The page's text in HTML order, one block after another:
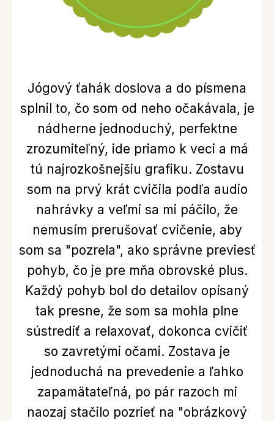
Jógový ťahák doslova a do písmena
splnil to, čo som od neho očakávala, je
nádherne jednoduchý, perfektne
zrozumiteľný, ide priamo k veci a má
tú najrozkošnejšiu grafiku. Zostavu
som na prvý krát cvičila podľa audio
nahrávky a veľmi sa mi páčilo, že
nemusím prerušovať cvičenie, aby
som sa "pozrela", ako správne previesť
pohyb, čo je pre mňa obrovské plus.
Každý pohyb bol do detailov opísaný
tak presne, že som sa mohla plne
sústrediť a relaxovať, dokonca cvičiť
so zavretými očami. Zostava je
jednoduchá na prevedenie a ľahko
zapamätateľná, po pár razoch mi
naozaj stačilo pozrieť na "obrázkový